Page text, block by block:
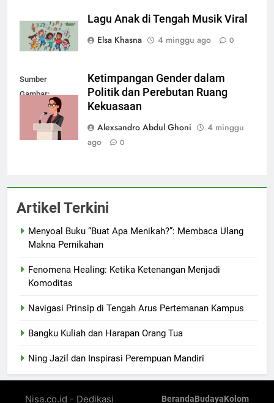
Lagu Anak di Tengah Musik Viral
Elsa Khasna
4 minggu ago 0
Sumber
Gambar:
depositphotos.com
Ketimpangan Gender dalam
Politik dan Perebutan Ruang
Kekuasaan
Alexsandro Abdul Ghoni
4 minggu
ago
0
Artikel Terkini
Menyoal Buku “Buat Apa Menikah?”: Membaca Ulang
Makna Pernikahan
Fenomena Healing: Ketika Ketenangan Menjadi
Komoditas
Navigasi Prinsip di Tengah Arus Pertemanan Kampus
Bangku Kuliah dan Harapan Orang Tua
Ning Jazil dan Inspirasi Perempuan Mandiri
Nisa.co.id - Dedikasi BerandaBudayaKolom